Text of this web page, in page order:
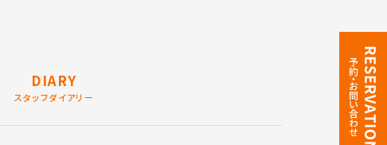
DIARY
スタッフダイアリー